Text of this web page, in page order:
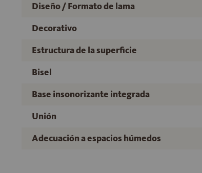
Diseño / Formato de lama
Decorativo
Estructura de la superficie
Bisel
Base insonorizante integrada
Unión
Adecuación a espacios húmedos